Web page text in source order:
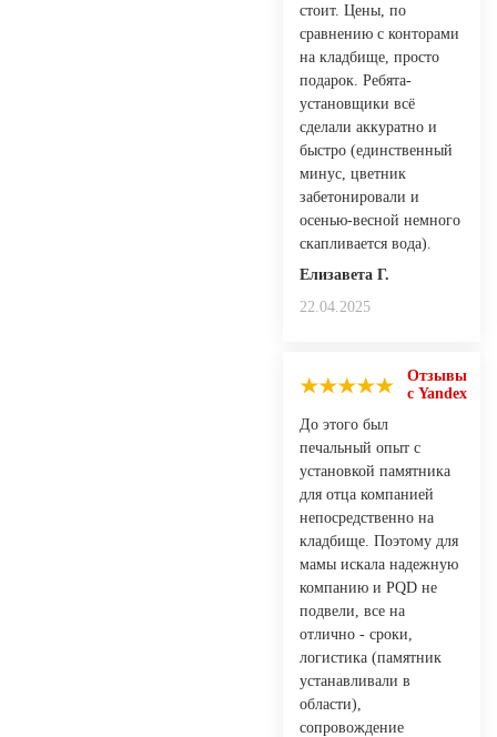
стоит. Цены, по
сравнению с конторами
на кладбище, просто
подарок. Ребята-
установщики всё
сделали аккуратно и
быстро (единственный
минус, цветник
забетонировали и
осенью-весной немного
скапливается вода).
Елизавета Г.
22.04.2025
Отзывы
с Yandex
До этого был
печальный опыт с
установкой памятника
для отца компанией
непосредственно на
кладбище. Поэтому для
мамы искала надежную
компанию и PQD не
подвели, все на
отлично - сроки,
логистика (памятник
устанавливали в
области),
сопровождение